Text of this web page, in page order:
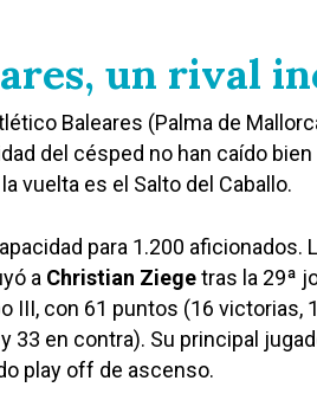
un rival
Baleares (Palma de
del césped no han caído bien
vuelta es el Salto del Caballo.
para 1.200 aficionados.
a Christian Ziegetras la 29ª
III, con 61 puntos (16 victorias,
33 en contra). Su principal
play off de ascenso.